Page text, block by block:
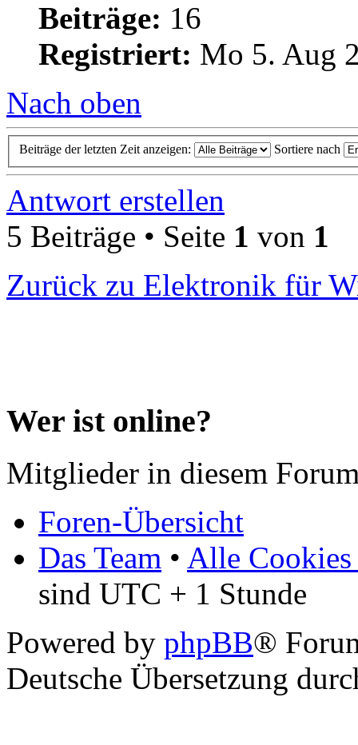
Beiträge: 16
Registriert: Mo 5. Aug
Nach oben
Beiträge der letzten Zeit anzeigen: Sortiere nach
Antwort erstellen
5 Beiträge • Seite 1 von 1
Zurück zu Elektronik für
Wer ist online?
Mitglieder in diesem
Foren-Übersicht
Das Team • Alle Cookies
sind UTC + 1 Stunde
Powered by phpBB®
Deutsche Übersetzung